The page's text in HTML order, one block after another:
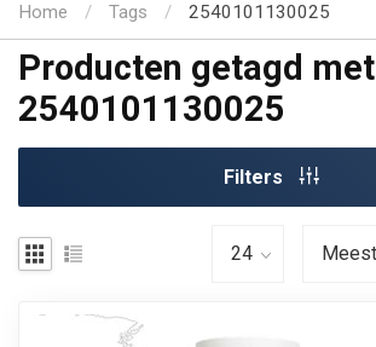
Home / Tags / 2540101130025
Producten getagd met
2540101130025
Filters